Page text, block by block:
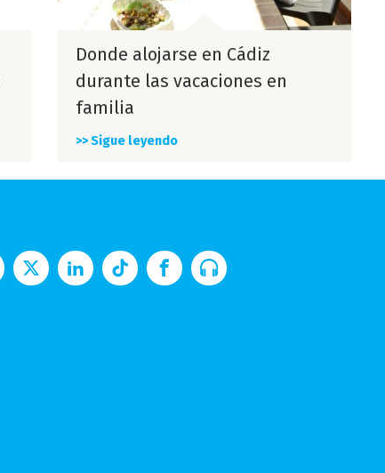
Donde alojarse en Cádiz
durante las vacaciones en
familia
>> Sigue leyendo